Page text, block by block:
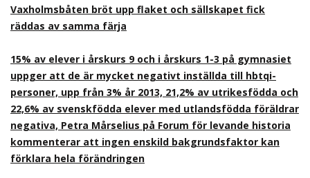
Vaxholmsbåten bröt upp flaket och sällskapet fick
räddas av samma färja
15% av elever i årskurs 9 och i årskurs 1-3 på gymnasiet
uppger att de är mycket negativt inställda till hbtqi-
personer, upp från 3% år 2013, 21,2% av utrikesfödda och
22,6% av svenskfödda elever med utlandsfödda föräldrar
negativa, Petra Mårselius på Forum för levande historia
kommenterar att ingen enskild bakgrundsfaktor kan
förklara hela förändringen